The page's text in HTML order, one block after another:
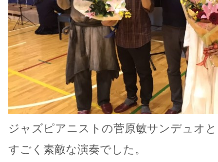
ジャズピアニストの菅原敏サンデュオ
すごく素敵な演奏でした。